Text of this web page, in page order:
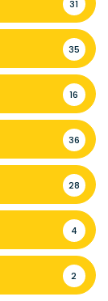
31
35
16
36
28
4
2